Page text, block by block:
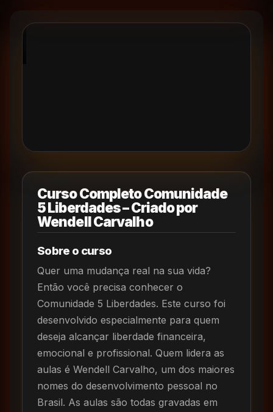
Curso Completo Comunidade
5 Liberdades – Criado por
Wendell Carvalho
Sobre o curso
Quer uma mudança real na sua vida?
Então você precisa conhecer o
Comunidade 5 Liberdades. Este curso foi
desenvolvido especialmente para quem
deseja alcançar liberdade financeira,
emocional e profissional. Quem lidera as
aulas é Wendell Carvalho, um dos maiores
nomes do desenvolvimento pessoal no
Brasil. As aulas são todas gravadas em